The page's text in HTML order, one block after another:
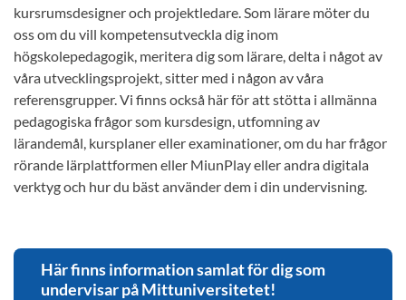
kursrumsdesigner och projektledare. Som lärare möter du
oss om du vill kompetensutveckla dig inom
högskolepedagogik, meritera dig som lärare, delta i något av
våra utvecklingsprojekt, sitter med i någon av våra
referensgrupper. Vi finns också här för att stötta i allmänna
pedagogiska frågor som kursdesign, utfomning av
lärandemål, kursplaner eller examinationer, om du har frågor
rörande lärplattformen eller MiunPlay eller andra digitala
verktyg och hur du bäst använder dem i din undervisning.
Här finns information samlat för dig som
undervisar på Mittuniversitetet!